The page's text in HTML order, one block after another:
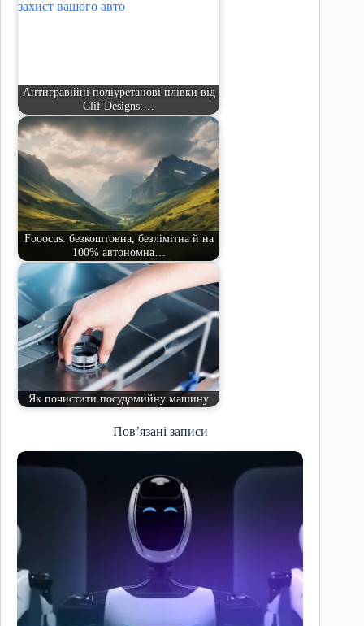
Антигравійні поліуретанові плівки від
Clif Designs:…
Fooocus: безкоштовна, безлімітна й на
100% автономна…
Як почистити посудомийну машину
Пов’язані записи